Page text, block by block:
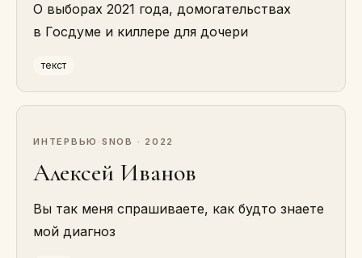
О выборах 2021 года, домогательствах
в Госдуме и киллере для дочери
текст
ИНТЕРВЬЮ · SNOB · 2022
Алексей Иванов
Вы так меня спрашиваете, как будто знаете
мой диагноз